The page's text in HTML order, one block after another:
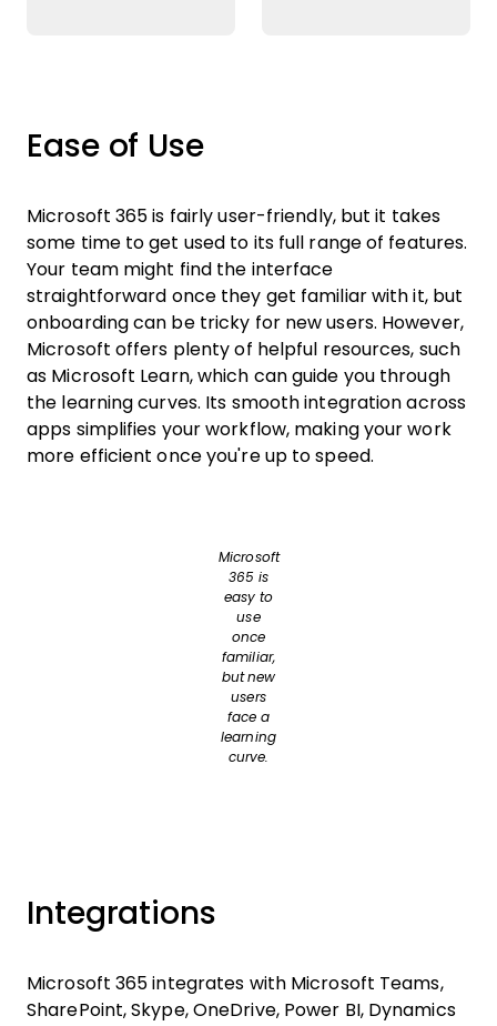
Ease of Use
Microsoft 365 is fairly user-friendly, but it takes
some time to get used to its full range of features.
Your team might find the interface
straightforward once they get familiar with it, but
onboarding can be tricky for new users. However,
Microsoft offers plenty of helpful resources, such
as Microsoft Learn, which can guide you through
the learning curves. Its smooth integration across
apps simplifies your workflow, making your work
more efficient once you're up to speed.
Microsoft
365 is
easy to
use
once
familiar,
but new
users
face a
learning
curve.
Integrations
Microsoft 365 integrates with Microsoft Teams,
SharePoint, Skype, OneDrive, Power BI, Dynamics